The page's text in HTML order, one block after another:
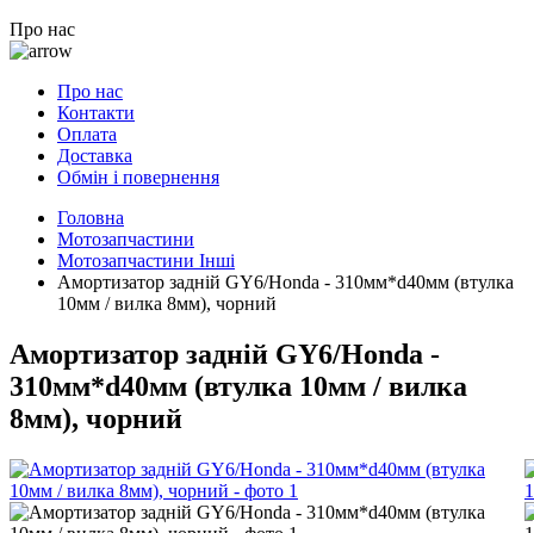
Про нас
Про нас
Контакти
Оплата
Доставка
Обмін і повернення
Головна
Мотозапчастини
Мотозапчастини Інші
Амортизатор задній GY6/Honda - 310мм*d40мм (втулка
10мм / вилка 8мм), чорний
Амортизатор задній GY6/Honda -
310мм*d40мм (втулка 10мм / вилка
8мм), чорний